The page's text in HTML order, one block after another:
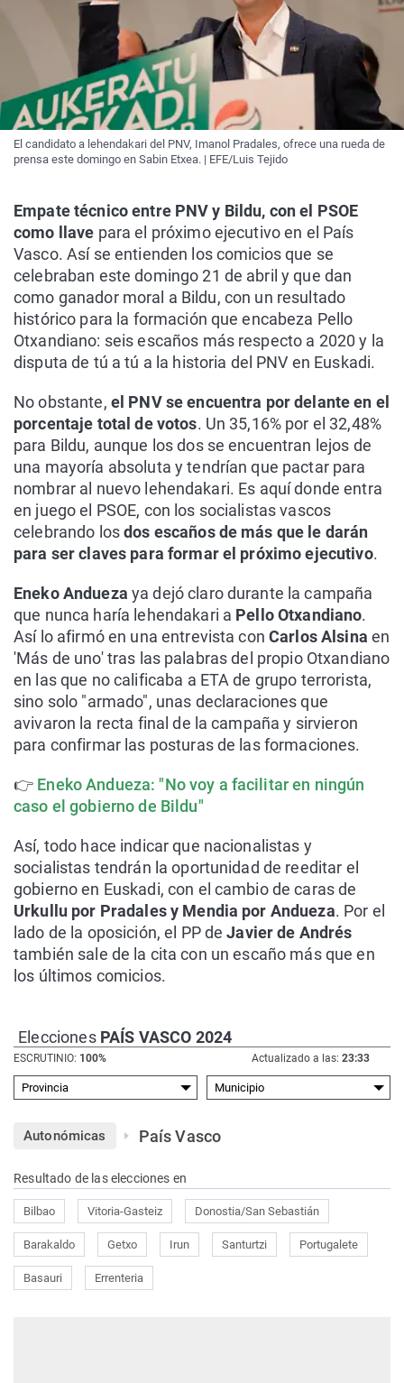
El candidato a lehendakari del PNV, Imanol Pradales, ofrece una rueda de
prensa este domingo en Sabin Etxea. | EFE/Luis Tejido
Empate técnico entre PNV y Bildu, con el PSOE
como llave para el próximo ejecutivo en el País
Vasco. Así se entienden los comicios que se
celebraban este domingo 21 de abril y que dan
como ganador moral a Bildu, con un resultado
histórico para la formación que encabeza Pello
Otxandiano: seis escaños más respecto a 2020 y la
disputa de tú a tú a la historia del PNV en Euskadi.
No obstante, el PNV se encuentra por delante en el
porcentaje total de votos. Un 35,16% por el 32,48%
para Bildu, aunque los dos se encuentran lejos de
una mayoría absoluta y tendrían que pactar para
nombrar al nuevo lehendakari. Es aquí donde entra
en juego el PSOE, con los socialistas vascos
celebrando losdos escaños de más que le darán
para ser claves para formar el próximo ejecutivo.
Eneko Andueza ya dejó claro durante la campaña
que nunca haría lehendakari a Pello Otxandiano.
Así lo afirmó en una entrevista conCarlos Alsina en
'Más de uno' tras las palabras del propio Otxandiano
en las que no calificaba a ETA de grupo terrorista,
sino solo "armado", unas declaraciones que
avivaron la recta final de la campaña y sirvieron
para confirmar las posturas de las formaciones.
👉 Eneko Andueza: "No voy a facilitar en ningún
caso el gobierno de Bildu"
Así, todo hace indicar que nacionalistas y
socialistas tendrán la oportunidad de reeditar el
gobierno en Euskadi, con el cambio de caras de
Urkullu por Pradales y Mendia por Andueza. Por el
lado de la oposición, el PP deJavier de Andrés
también sale de la cita con un escaño más que en
los últimos comicios.
Elecciones PAÍS VASCO 2024
ESCRUTINIO: 100% Actualizado a las: 23:33
Autonómicas País Vasco
Resultado de las elecciones en
Bilbao Vitoria-Gasteiz Donostia/San Sebastián
Barakaldo Getxo Irun Santurtzi Portugalete
Basauri Errenteria